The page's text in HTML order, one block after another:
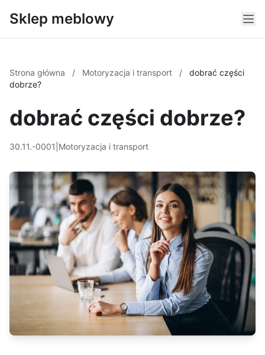
Sklep meblowy
Strona główna / Motoryzacja i transport /
dobrać części
dobrze?
dobrać części dobrze?
30.11.-0001 Motoryzacja i transport